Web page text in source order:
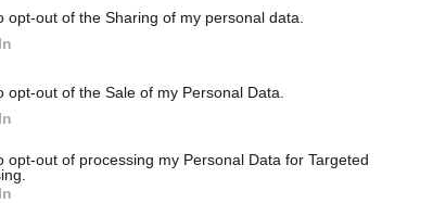
opt-out of the Sharing of my personal data.
opt-out of the Sale of my Personal Data.
opt-out of processing my Personal Data for Targeted